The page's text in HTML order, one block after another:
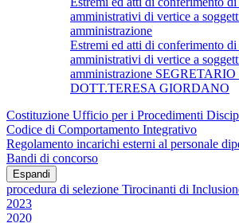
amministrativi di vertice a
amministrazione
Estremi ed atti di conferimento
amministrativi di vertice a
amministrazione
DOTT.TERESA GIORDANO
Costituzione Ufficio per i Procedimenti
Codice di Comportamento Integrativo
Regolamento incarichi esterni al personale
Bandi di concorso
Espandi
procedura di selezione Tirocinanti di
2023
2020